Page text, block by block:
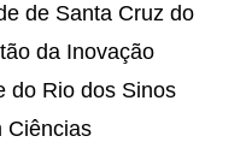
de Santa Cruz do
da Inovação
do Rio dos Sinos
Ciências